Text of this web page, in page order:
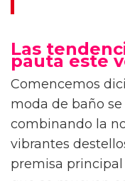
aprobar; es
Así que
autocuidado, de
Y para ello no
encontrar firmas
tejido el que
al revés. Si estás
que la nueva